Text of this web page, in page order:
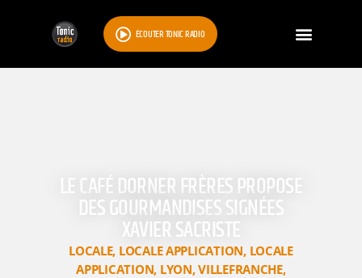
ÉCOUTER TONIC RADIO
LE CAFÉ DORNER FRÈRES PROPOSE
DES GOURMANDISES SIGNÉES
XAVIER SACRISTE
LOCALE, LOCALE APPLICATION, LOCALE
APPLICATION, LYON,VILLEFRANCHE,